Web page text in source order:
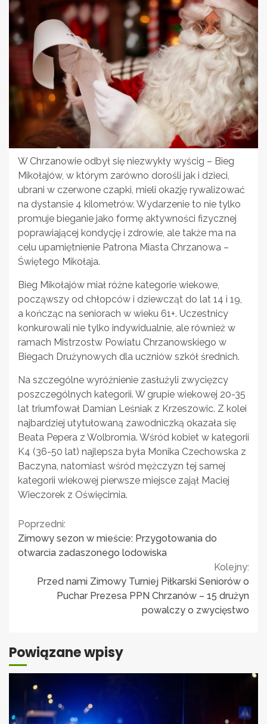
W Chrzanowie odbył się niezwykły wyścig – Bieg
Mikołajów, w którym zarówno dorośli jak i dzieci,
ubrani w czerwone czapki, mieli okazję rywalizować
na dystansie 4 kilometrów. Wydarzenie to nie tylko
promuje bieganie jako formę aktywności fizycznej
poprawiającej kondycję i zdrowie, ale także ma na
celu upamiętnienie Patrona Miasta Chrzanowa –
Świętego Mikołaja.
Bieg Mikołajów miał różne kategorie wiekowe,
począwszy od chłopców i dziewcząt do lat 14 i 19,
a kończąc na seniorach w wieku 61+. Uczestnicy
konkurowali nie tylko indywidualnie, ale również w
ramach Mistrzostw Powiatu Chrzanowskiego w
Biegach Drużynowych dla uczniów szkół średnich.
Na szczególne wyróżnienie zasłużyli zwycięzcy
poszczególnych kategorii. W grupie wiekowej 20-35
lat triumfował Damian Leśniak z Krzeszowic. Z kolei
najbardziej utytułowaną zawodniczką okazała się
Beata Pepera z Wolbromia. Wśród kobiet w kategorii
K4 (36-50 lat) najlepsza była Monika Czechowska z
Baczyna, natomiast wśród mężczyzn tej samej
kategorii wiekowej pierwsze miejsce zajął Maciej
Wieczorek z Oświęcimia.
Continue
Reading
Poprzedni:
Zimowy sezon w mieście: Przygotowania do
otwarcia zadaszonego lodowiska
Kolejny:
Przed nami Zimowy Turniej Piłkarski Seniorów o
Puchar Prezesa PPN Chrzanów – 15 drużyn
powalczy o zwycięstwo
Powiązane wpisy